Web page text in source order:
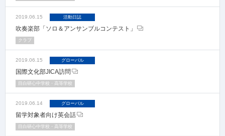
2019.06.15 活動日誌
吹奏楽部「ソロ＆アンサンブルコンテスト」
クラブ
2019.06.15 グローバル
国際文化部JICA訪問
目白研心中学校・高等学校
2019.06.14 グローバル
留学対象者向け英会話
目白研心中学校・高等学校